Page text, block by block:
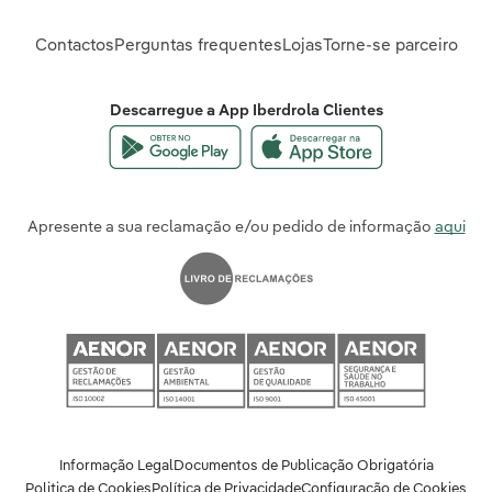
Contactos Perguntas frequentes LojasTorne-se parceiro
Descarregue a App Iberdrola Clientes
Apresente a sua reclamação e/ou pedido de informação aqui
Informação LegalDocumentos de Publicação Obrigatória
Politica de Cookies Política de PrivacidadeConfiguração de Cookies